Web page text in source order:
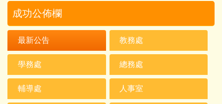
成功公佈欄
最新公告 教務處
學務處 總務處
輔導處 人事室